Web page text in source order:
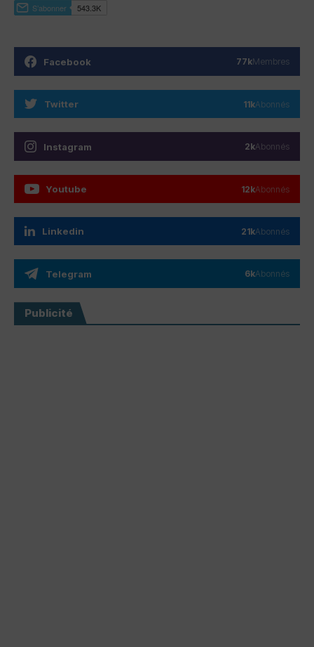
Facebook 77kMembres
Twitter 11kAbonnés
Instagram 2kAbonnés
Youtube 12kAbonnés
Linkedin 21kAbonnés
Telegram 6kAbonnés
Publicité